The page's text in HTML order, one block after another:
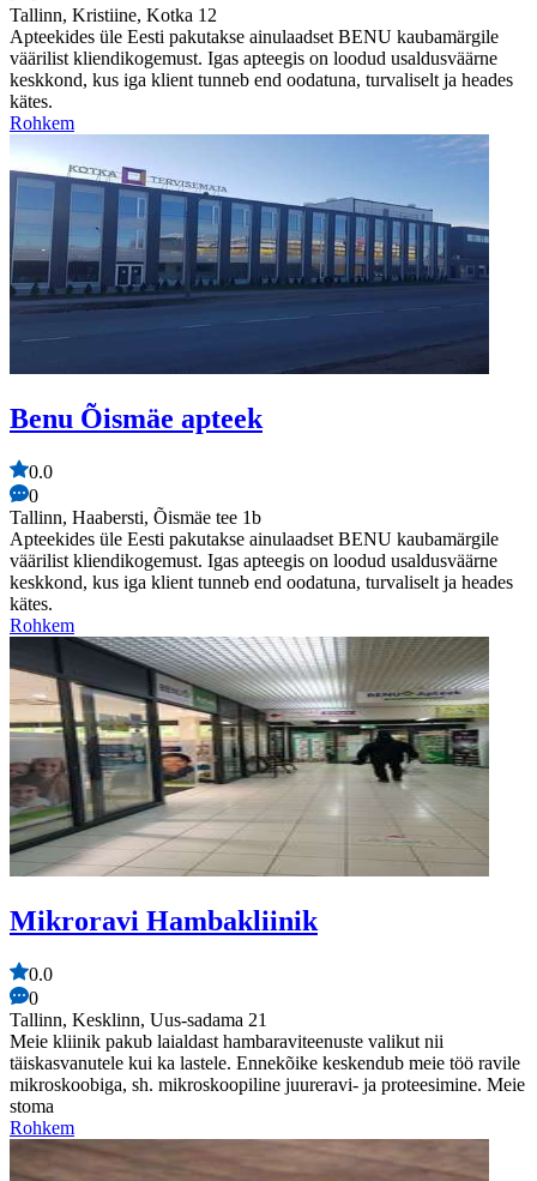
Tallinn, Kristiine, Kotka 12
Apteekides üle Eesti pakutakse ainulaadset BENU kaubamärgile
väärilist kliendikogemust. Igas apteegis on loodud usaldusväärne
keskkond, kus iga klient tunneb end oodatuna, turvaliselt ja heades
kätes.
Rohkem
Benu Õismäe apteek
0.0
0
Tallinn, Haabersti, Õismäe tee 1b
Apteekides üle Eesti pakutakse ainulaadset BENU kaubamärgile
väärilist kliendikogemust. Igas apteegis on loodud usaldusväärne
keskkond, kus iga klient tunneb end oodatuna, turvaliselt ja heades
kätes.
Rohkem
Mikroravi Hambakliinik
0.0
0
Tallinn, Kesklinn, Uus-sadama 21
Meie kliinik pakub laialdast hambaraviteenuste valikut nii
täiskasvanutele kui ka lastele. Ennekõike keskendub meie töö ravile
mikroskoobiga, sh. mikroskoopiline juureravi- ja proteesimine. Meie
stoma
Rohkem